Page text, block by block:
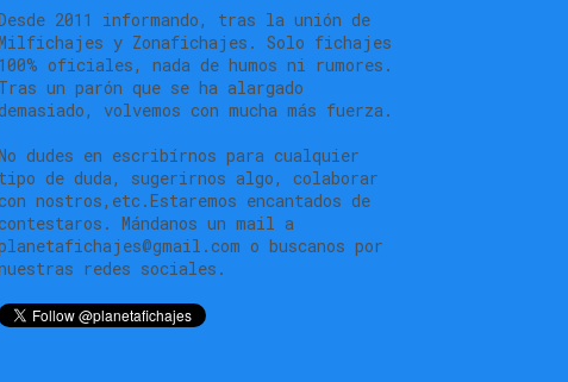
2011 informando, tras la unión de
y Zonafichajes. Solo fichajes
100% oficiales, nada de humos ni rumores.
Tras un parón que se ha alargado
volvemos con mucha más fuerza.
dudes en escribírnos para cualquier
tipo de duda, sugerirnos algo, colaborar
nostros,etc.Estaremos encantados de
Mándanos un mail a
o buscanos por
redes sociales.